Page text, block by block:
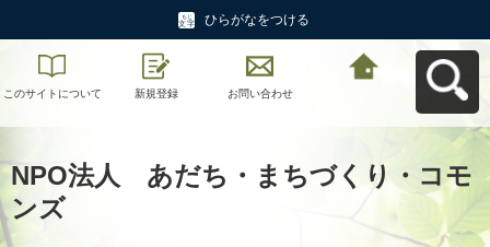
ひらがなをつける
このサイトについて 新規登録 お問い合わせ
NPO法人 あだち・まちづくり・コモ
ンズ